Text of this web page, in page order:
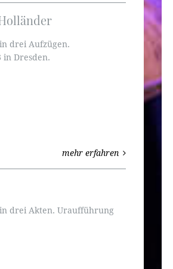
drei Aufzügen.
Dresden.
mehr erfahren
drei Akten. Uraufführung